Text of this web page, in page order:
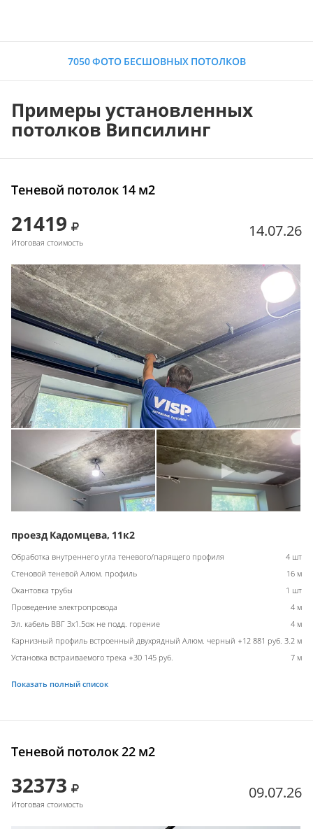
7050 ФОТО БЕСШОВНЫХ ПОТОЛКОВ
Примеры установленных
потолков Випсилинг
Теневой потолок 14 м2
21419
Итоговая стоимость
14.07.26
проезд Кадомцева, 11к2
Обработка внутреннего угла теневого/парящего профиля
4 шт
Стеновой теневой Алюм. профиль
16 м
Окантовка трубы
1 шт
Проведение электропровода
4 м
Эл. кабель ВВГ 3х1.5ож не подд. горение
4 м
Карнизный профиль встроенный двухрядный Алюм. черный +12 881 руб. 3.2 м
Установка встраиваемого трека +30 145 руб.
7 м
Показать полный список
Теневой потолок 22 м2
32373
Итоговая стоимость
09.07.26